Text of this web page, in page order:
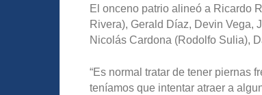
El onceno patrio alineó a Ricardo
Rivera), Gerald Díaz, Devin Vega,
Nicolás Cardona (Rodolfo Sulia),
“Es normal tratar de tener piernas
teníamos que intentar atraer a